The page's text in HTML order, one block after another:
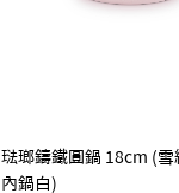
琺瑯鑄鐵圓鍋 18cm (雪
內鍋白)